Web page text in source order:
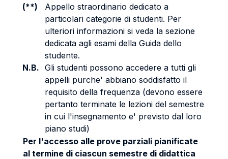
(**)
Appello straordinario dedicato a
particolari categorie di studenti. Per
ulteriori informazioni si veda la sezione
dedicata agli esami della Guida dello
studente.
N.B. Gli studenti possono accedere a tutti gli
appelli purche' abbiano soddisfatto il
requisito della frequenza (devono essere
pertanto terminate le lezioni del semestre
in cui l'insegnamento e' previsto dal loro
piano studi)
Per l'accesso alle prove parziali pianificate
al termine di ciascun semestre di didattica